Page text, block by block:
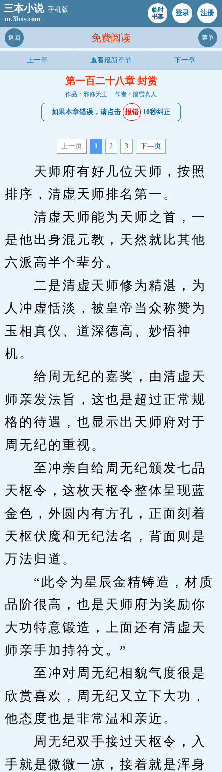
三本小说 手机版
m.3bxs.com
临时
书架
登录 注册
免费阅读
返回 菜单
上一章 查看最新章节 下一章
第一百二十八章 封赏
作品：邪修天王 作者：踏雪真人
如果本章错误，请点击 报错 10秒纠正
上一页 1 2 3 下—页
天师府有好几位天师，按照
排序，清虚天师排名第一。
清虚天师能为天师之首，一
是他出身混元教，天然就比其他
六派高半个辈分。
二是清虚天师修为精湛，为
人冲虚恬淡，被皇帝当众称赞为
玉相真仪、道深德高、妙悟神
机。
给周无纪的嘉奖，由清虚天
师亲发法旨，这也是超过正常规
格的待遇，也显示出天师府对于
周无纪的重视。
至冲亲自给周无纪颁发七品
天枢令，这枚天枢令整体呈现蓝
金色，外圆内有方孔，正面刻着
天枢伏魔和无纪法名，背面则是
万法归道。
“此令为星辰金精铸造，材质
品阶很高，也是天师府为奖励你
大功特意锻造，上面还有清虚天
师亲手加持符文。”
至冲对周无纪相貌气度很是
欣赏喜欢，周无纪又立下大功，
他态度也是非常温和亲近。
周无纪双手接过天枢令，入
手就是微微一凉，接着就是浑身